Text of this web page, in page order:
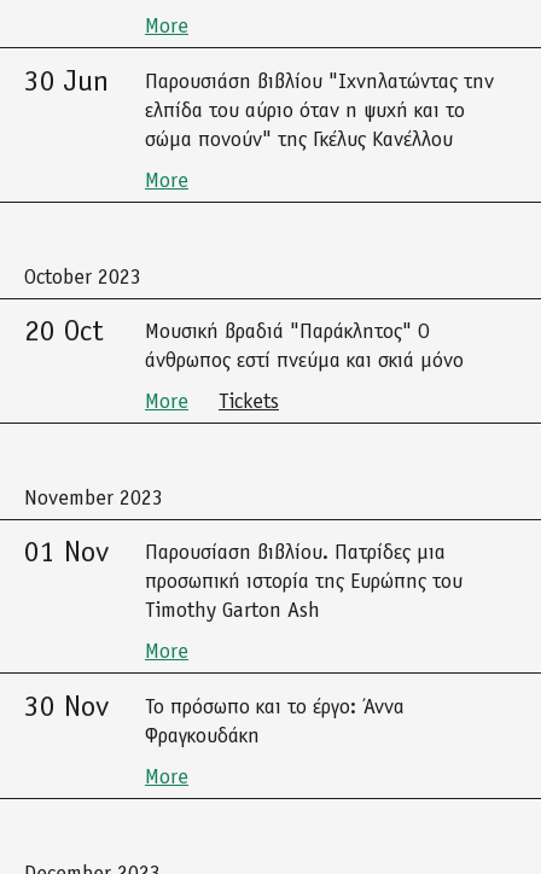
More
30 Jun
Παρουσιάση βιβλίου "Ιχνηλατώντας την
ελπίδα του αύριο όταν η ψυχή και το
σώμα πονούν" της Γκέλυς Κανέλλου
More
October 2023
20 Oct
Μουσική βραδιά "Παράκλητος" Ο
άνθρωπος εστί πνεύμα και σκιά μόνο
More
Tickets
November 2023
01 Nov
Παρουσίαση βιβλίου. Πατρίδες μια
προσωπική ιστορία της Ευρώπης του
Timothy Garton Ash
More
30 Nov
Το πρόσωπο και το έργο: Άννα
Φραγκουδάκη
More